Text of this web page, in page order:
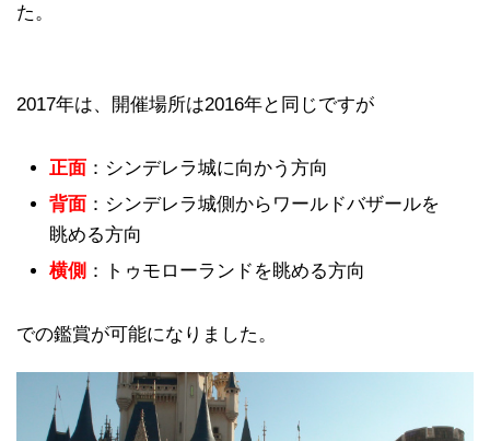
た。
2017年は、開催場所は2016年と同じですが
正面 ：シンデレラ城に向かう方向
背面 ：シンデレラ城側からワールドバザールを
眺める方向
横側 ：トゥモローランドを眺める方向
での鑑賞が可能になりました。